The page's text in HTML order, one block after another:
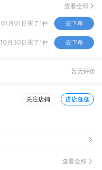
查看全部
去下单
01月01日买了1件 去下单
10月30日买了1件 去下单
暂无评价
关注店铺 进店逛逛
查看全部